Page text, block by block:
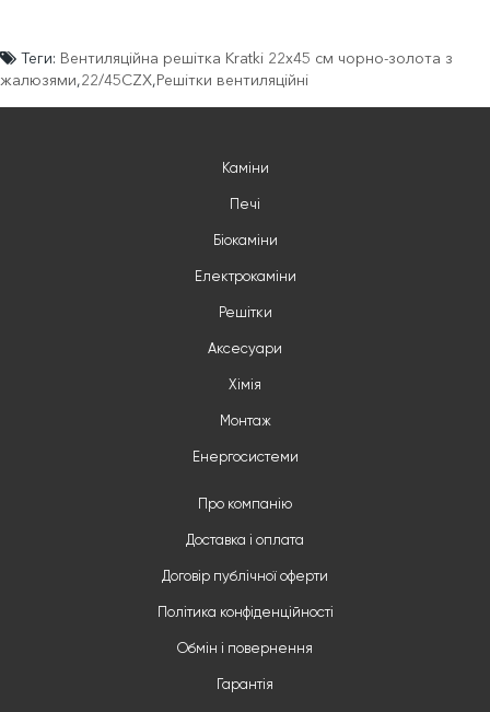
Теги: Вентиляційна решітка Kratki 22х45 см чорно-золота з
жалюзями,22/45CZX,Решітки вентиляційні
Каміни
Печі
Біокаміни
Електрокаміни
Решітки
Аксесуари
Хімія
Монтаж
Енергосистеми
Про компанію
Доставка і оплата
Договір публічної оферти
Політика конфіденційності
Обмін і повернення
Гарантія